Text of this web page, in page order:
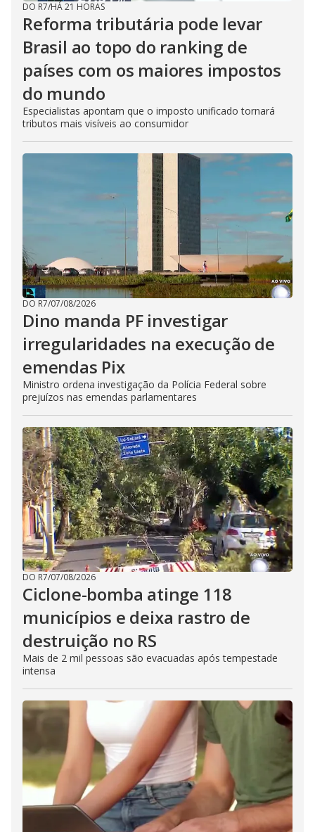
DO R7/HÁ 21 HORAS
Reforma tributária pode levar
Brasil ao topo do ranking de
países com os maiores impostos
do mundo
Especialistas apontam que o imposto unificado tornará
tributos mais visíveis ao consumidor
DO R7/07/08/2026
Dino manda PF investigar
irregularidades na execução de
emendas Pix
Ministro ordena investigação da Polícia Federal sobre
prejuízos nas emendas parlamentares
DO R7/07/08/2026
Ciclone-bomba atinge 118
municípios e deixa rastro de
destruição no RS
Mais de 2 mil pessoas são evacuadas após tempestade
intensa